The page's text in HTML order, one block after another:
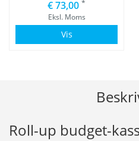
€ 73,00 *
Eksl. Moms
Vis
Roll-up budget-